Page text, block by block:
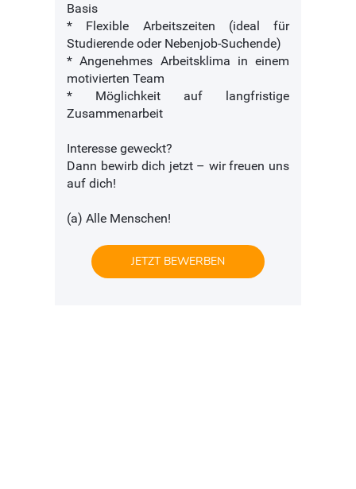
Basis
* Flexible Arbeitszeiten (ideal für
Studierende oder Nebenjob-Suchende)
* Angenehmes Arbeitsklima in einem
motivierten Team
* Möglichkeit auf langfristige
Zusammenarbeit
Interesse geweckt?
Dann bewirb dich jetzt – wir freuen uns
auf dich!
(a) Alle Menschen!
JETZT BEWERBEN